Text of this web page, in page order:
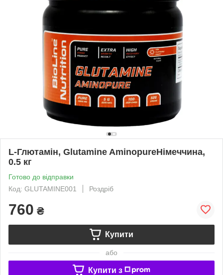
L-Глютамін, Glutamine AminopureНімеччина,
0.5 кг
Готово до відправки
Код: GLUTAMINE001
Роздріб
760 ₴
Купити
або
Купити з